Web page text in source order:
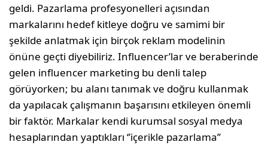
geldi. Pazarlama profesyonelleri açısından
markalarını hedef kitleye doğru ve samimi bir
şekilde anlatmak için birçok reklam modelinin
önüne geçti diyebiliriz. Influencer’lar ve beraberinde
gelen influencer marketing bu denli talep
görüyorken; bu alanı tanımak ve doğru kullanmak
da yapılacak çalışmanın başarısını etkileyen önemli
bir faktör. Markalar kendi kurumsal sosyal medya
hesaplarından yaptıkları ‘’içerikle pazarlama’’